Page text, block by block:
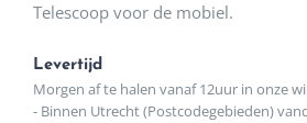
Telescoop voor de mobiel.
Levertijd
Morgen af te halen vanaf 12uur in onze
- Binnen Utrecht (Postcodegebieden)